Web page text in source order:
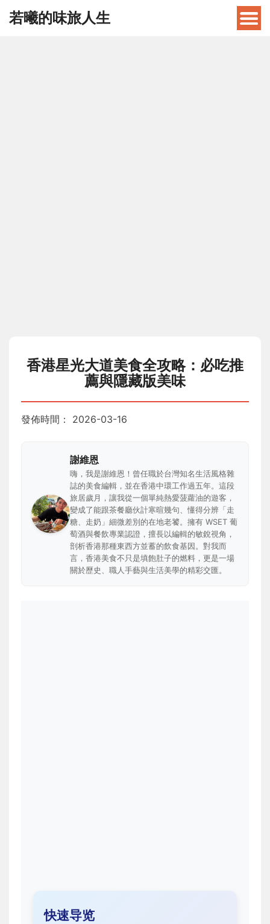
若曦的味旅人生
香港星光大道美食全攻略：必吃推
薦與隱藏版美味
發佈時間： 2026-03-16
謝維恩
嗨，我是謝維恩！曾任職於台灣知名生活風格雜
誌的美食編輯，並在香港中環工作過五年。這段
旅居歲月，讓我從一個單純熱愛菠蘿油的遊客，
變成了能跟茶餐廳伙計寒暄幾句、懂得分辨「走
糖、走奶」細微差別的在地老饕。擁有 WSET 葡
萄酒與餐飲專業認證，擅長以編輯的敏銳視角，
剖析香港那種東西方並蓄的飲食基因。對我而
言，香港美食不只是填飽肚子的燃料，更是一場
關於歷史、職人手藝與生活美學的精彩交匯。
快速导览